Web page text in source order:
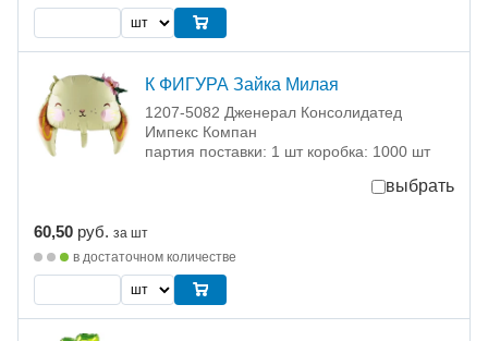
К ФИГУРА Зайка Милая
1207-5082 Дженерал Консолидатед
Импекс Компан
партия поставки: 1 шт коробка: 1000 шт
выбрать
60,50 руб. за шт
в достаточном количестве